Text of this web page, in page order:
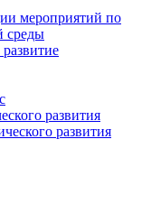
мероприятий по
среды
развития
развития